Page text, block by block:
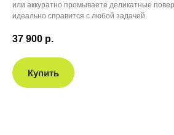
или аккуратно промываете деликатные
идеально справится с любой задачей.
37 900 р.
Купить